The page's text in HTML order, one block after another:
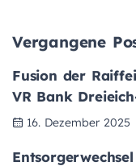
Vergangene
Fusion der
VR Bank
16. Dezember 2025